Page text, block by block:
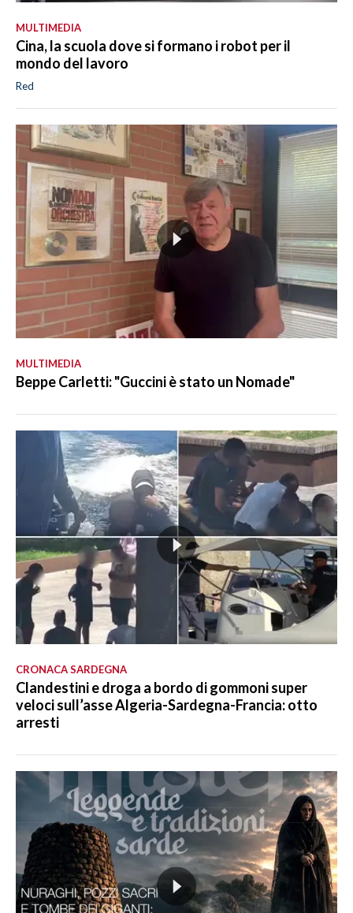
MULTIMEDIA
Cina, la scuola dove si formano i robot per il
mondo del lavoro
Red
MULTIMEDIA
Beppe Carletti: "Guccini è stato un Nomade"
CRONACA SARDEGNA
Clandestini e droga a bordo di gommoni super
veloci sull’asse Algeria-Sardegna-Francia: otto
arresti